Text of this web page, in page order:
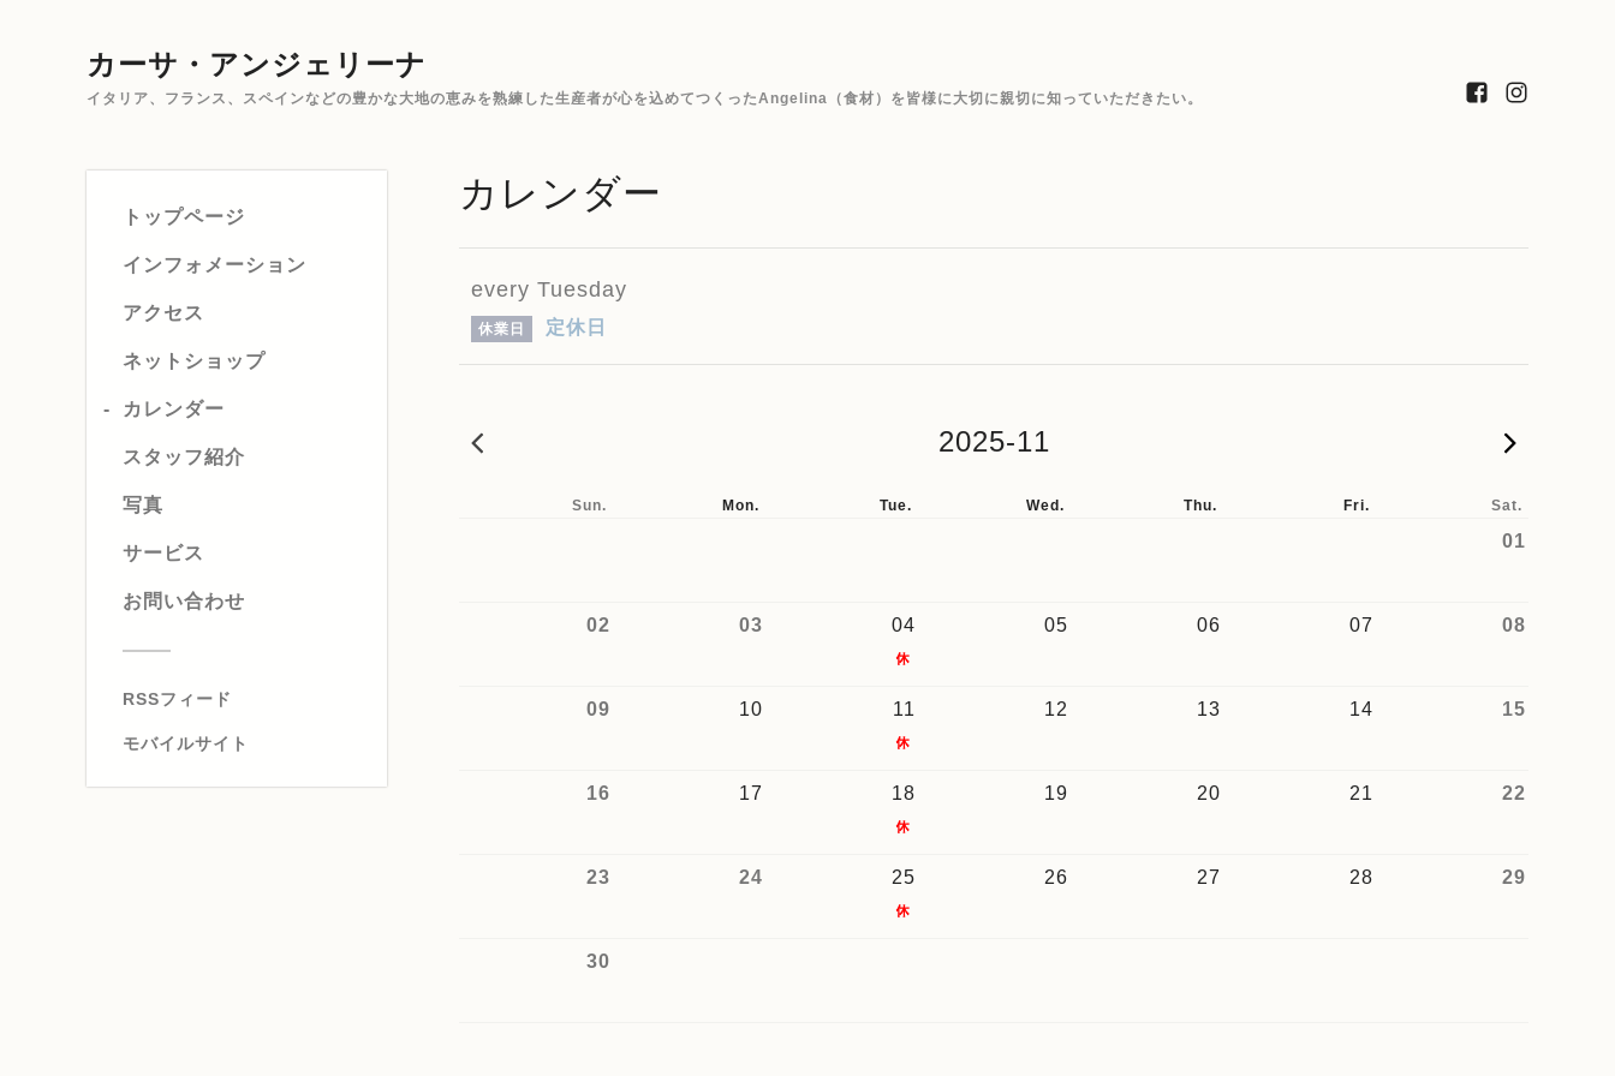
カーサ・アンジェリーナ
イタリア、フランス、スペインなどの豊かな大地の恵みを熟練した生産者が心を込めてつくったAngelina（食材）を皆様に大切に親切に知っていただきたい。
トップページ
インフォメーション
アクセス
ネットショップ
カレンダー
スタッフ紹介
写真
サービス
お問い合わせ
RSSフィード
モバイルサイト
カレンダー
every Tuesday
休業日 定休日
2025-11
Sun. Mon. Tue. Wed. Thu. Fri. Sat.
01
02 03 04 05 06 07 08
09 10 11 12 13 14 15
16 17 18 19 20 21 22
23 24 25 26 27 28 29
30